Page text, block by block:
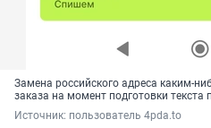
Замена российского адреса каким-
заказа на момент подготовки
Источник: пользователь 4pda.to